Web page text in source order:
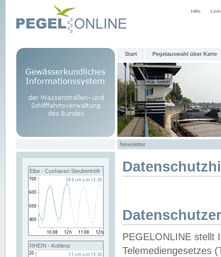
Hilfe
Start Pegelauswahl über Karte
Newsletter
Elbe - Cuxhaven Steubenhöft
RHEIN - Koblenz
PEGELONLINE stellt
Telemediengesetzes